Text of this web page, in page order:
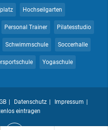
Hochseilgarten
Personal Trainer Pilatesstudio
Schwimmschule Soccerhalle
Yogaschule
Datenschutz
Impressum
eintragen